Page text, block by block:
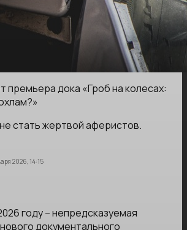
премьера дока «Гроб на колесах:
стать жертвой аферистов.
2026, 14:15
году – непредсказуемая
документального